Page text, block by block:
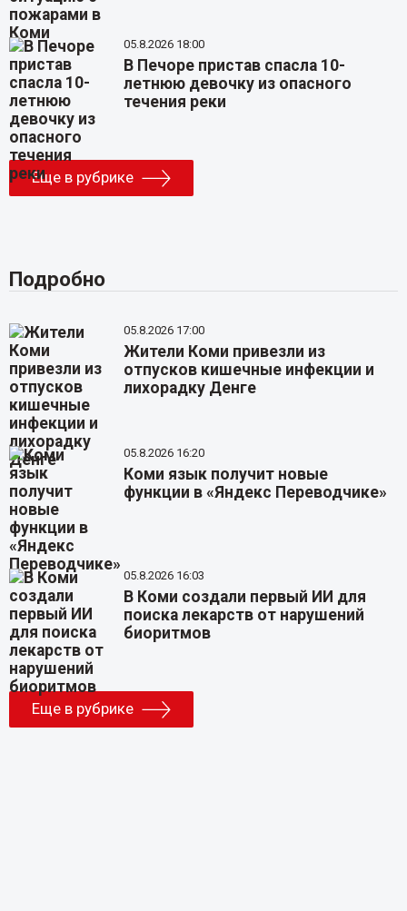
05.8.2026 18:00
В Печоре пристав спасла 10-
летнюю девочку из опасного
течения реки
Еще в рубрике
Подробно
05.8.2026 17:00
Жители Коми привезли из
отпусков кишечные инфекции и
лихорадку Денге
05.8.2026 16:20
Коми язык получит новые
функции в «Яндекс Переводчике»
05.8.2026 16:03
В Коми создали первый ИИ для
поиска лекарств от нарушений
биоритмов
Еще в рубрике